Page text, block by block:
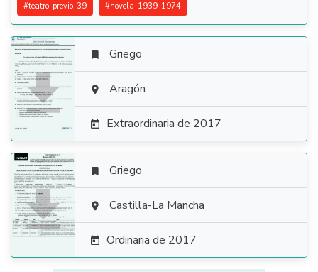
#teatro-previo-39 #novela-1939-1974

 Griego
 Aragón
 Extraordinaria de 2017

 Griego
 Castilla-La Mancha
 Ordinaria de 2017